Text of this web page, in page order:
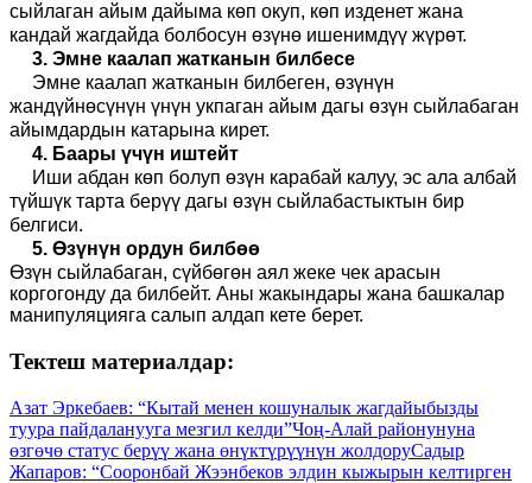
сыйлаган айым дайыма көп окуп, көп изденет жана
кандай жагдайда болбосун өзүнө ишенимдүү жүрөт.
3. Эмне каалап жатканын билбесе
Эмне каалап жатканын билбеген, өзүнүн
жандүйнөсүнүн үнүн укпаган айым дагы өзүн сыйлабаган
айымдардын катарына кирет.
4. Баары үчүн иштейт
Иши абдан көп болуп өзүн карабай калуу, эс ала албай
түйшүк тарта берүү дагы өзүн сыйлабастыктын бир
белгиси.
5. Өзүнүн ордун билбөө
Өзүн сыйлабаган, сүйбөгөн аял жеке чек арасын
коргогонду да билбейт. Аны жакындары жана башкалар
манипуляцияга салып алдап кете берет.
Тектеш материалдар:
Азат Эркебаев: “Кытай менен кошуналык жагдайыбызды
туура пайдаланууга мезгил келди”Чоң-Алай районунуна
өзгөчө статус берүү жана өнүктүрүүнүн жолдоруСадыр
Жапаров: “Сооронбай Жээнбеков элдин кыжырын келтирген